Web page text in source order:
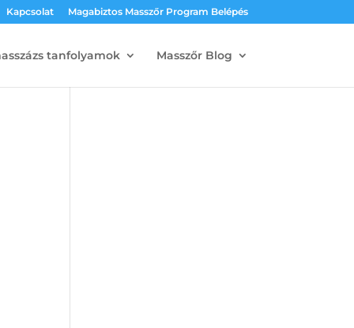
Kapcsolat Magabiztos Masszőr Program Belépés
tanfolyamok Masszőr Blog